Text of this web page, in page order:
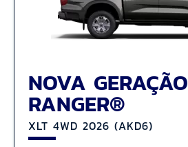
NOVA GERAÇÃO
RANGER®
XLT 4WD 2026 (AKD6)